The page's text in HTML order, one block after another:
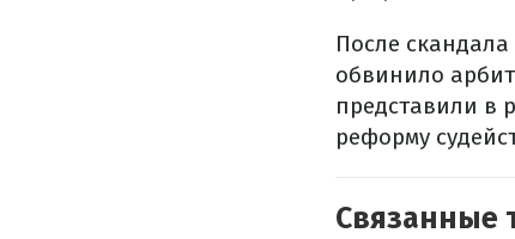
После
обвинило
представили в
реформу
Связанные